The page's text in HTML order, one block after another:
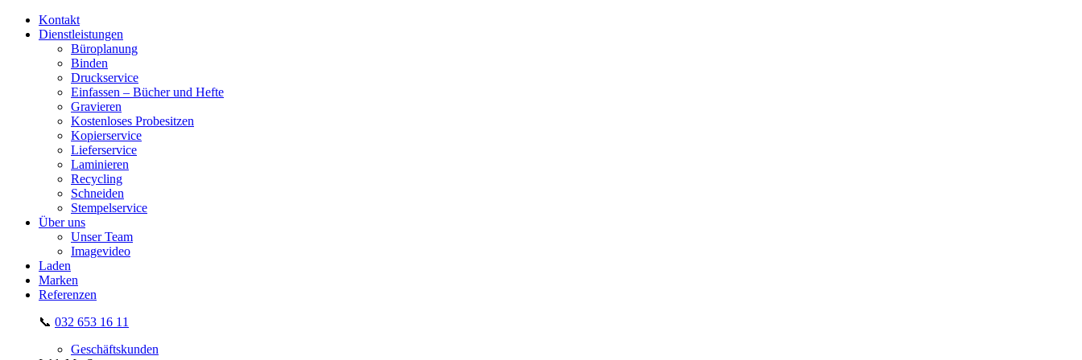
Kontakt
Dienstleistungen
Büroplanung
Binden
Druckservice
Einfassen – Bücher und Hefte
Gravieren
Kostenloses Probesitzen
Kopierservice
Lieferservice
Laminieren
Recycling
Schneiden
Stempelservice
Über uns
Unser Team
Imagevideo
Laden
Marken
Referenzen
📞 032 653 16 11
Geschäftskunden